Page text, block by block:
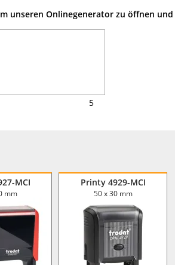
unseren Onlinegenerator zu öffnen
5
MCI
mm
Printy 4929-MCI
50 x 30 mm